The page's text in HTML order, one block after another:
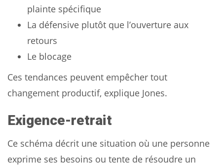
plainte spécifique
La défensive plutôt que l’ouverture aux
retours
Le blocage
Ces tendances peuvent empêcher tout
changement productif, explique Jones.
Exigence-retrait
Ce schéma décrit une situation où une personne
exprime ses besoins ou tente de résoudre un